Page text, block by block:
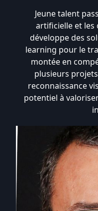
Jeune talent
artificielle et les
développe des
learning pour le
montée en
plusieurs
reconnaissance
potentiel à